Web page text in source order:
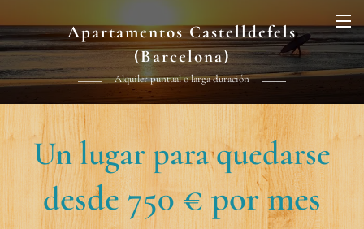
Apartamentos Castelldefels
(Barcelona)
Alquiler puntual o larga duración
Un lugar para quedarse
desde 750 € por mes